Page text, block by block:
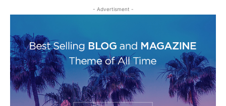
- Advertisment -